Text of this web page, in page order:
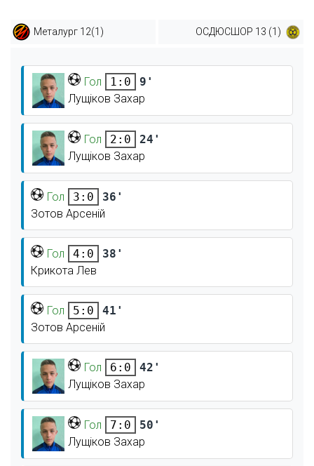
Металург 12(1) ОСДЮСШОР 13 (1)
Гол 1:0
9'
Лущіков Захар
Гол 2:0
24'
Лущіков Захар
Гол 3:0
36'
Зотов Арсеній
Гол 4:0
38'
Крикота Лев
Гол 5:0
41'
Зотов Арсеній
Гол 6:0
42'
Лущіков Захар
Гол 7:0
50'
Лущіков Захар